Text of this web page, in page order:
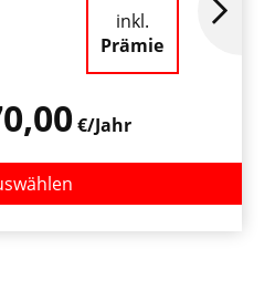
inkl.
Prämie
€/Jahr